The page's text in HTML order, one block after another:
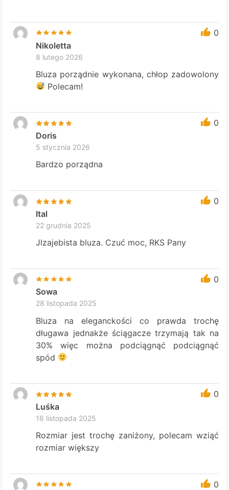
0
Nikoletta
8 lutego 2026
Bluza porządnie wykonana, chłop zadowolony
Polecam!
0
Doris
5 stycznia 2026
Bardzo porządna
0
Ital
22 grudnia 2025
Jlzajebista bluza. Czuć moc, RKS Pany
0
Sowa
28 listopada 2025
Bluza na eleganckości co prawda trochę
długawa jednakże ściągacze trzymają tak na
30% więc można podciągnąć podciągnąć
spód
0
Luśka
16 listopada 2025
Rozmiar jest trochę zaniżony, polecam wziąć
rozmiar większy
0